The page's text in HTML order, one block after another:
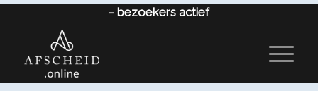
– bezoekers actief